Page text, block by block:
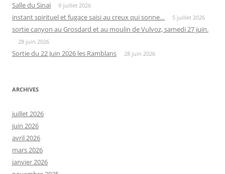
Salle du Sinaï 9 juillet 2026
instant spirituel et fugace saisi au creux qui sonne… 5 juillet 2026
sortie canyon au Grosdard et au moulin de Vulvoz, samedi 27 juin.
28 juin 2026
Sortie du 22 Juin 2026 les Ramblans 28 juin 2026
ARCHIVES
juillet 2026
juin 2026
avril 2026
mars 2026
janvier 2026